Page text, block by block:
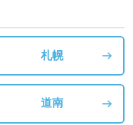
札幌
道南